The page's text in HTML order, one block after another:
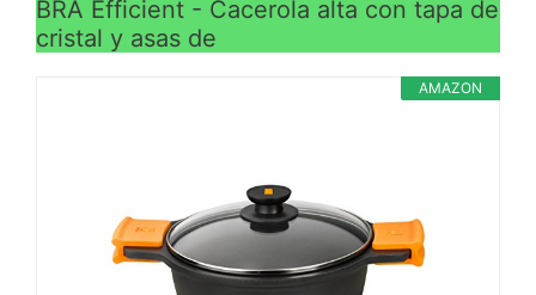
BRA Efficient - Cacerola alta con tapa de
cristal y asas de
AMAZON